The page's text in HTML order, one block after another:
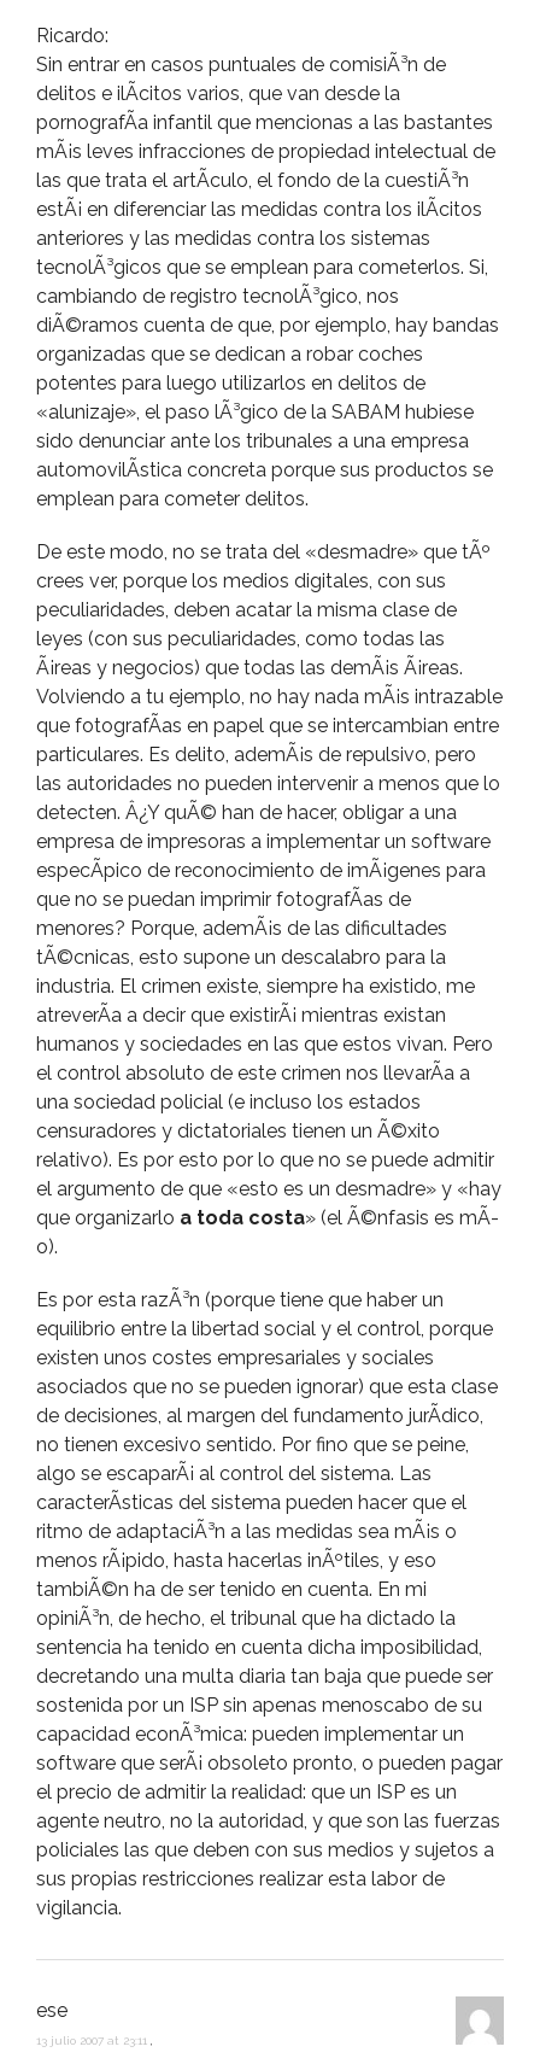
Ricardo:
Sin entrar en casos puntuales de comisiÃ³n de
delitos e ilÃ­citos varios, que van desde la
pornografÃ­a infantil que mencionas a las bastantes
mÃ¡s leves infracciones de propiedad intelectual de
las que trata el artÃ­culo, el fondo de la cuestiÃ³n
estÃ¡ en diferenciar las medidas contra los ilÃ­citos
anteriores y las medidas contra los sistemas
tecnolÃ³gicos que se emplean para cometerlos. Si,
cambiando de registro tecnolÃ³gico, nos
diÃ©ramos cuenta de que, por ejemplo, hay bandas
organizadas que se dedican a robar coches
potentes para luego utilizarlos en delitos de
«alunizaje», el paso lÃ³gico de la SABAM hubiese
sido denunciar ante los tribunales a una empresa
automovilÃ­stica concreta porque sus productos se
emplean para cometer delitos.
De este modo, no se trata del «desmadre» que tÃº
crees ver, porque los medios digitales, con sus
peculiaridades, deben acatar la misma clase de
leyes (con sus peculiaridades, como todas las
Ã¡reas y negocios) que todas las demÃ¡s Ã¡reas.
Volviendo a tu ejemplo, no hay nada mÃ¡s intrazable
que fotografÃ­as en papel que se intercambian entre
particulares. Es delito, ademÃ¡s de repulsivo, pero
las autoridades no pueden intervenir a menos que lo
detecten. Â¿Y quÃ© han de hacer, obligar a una
empresa de impresoras a implementar un software
especÃ­pico de reconocimiento de imÃ¡genes para
que no se puedan imprimir fotografÃ­as de
menores? Porque, ademÃ¡s de las dificultades
tÃ©cnicas, esto supone un descalabro para la
industria. El crimen existe, siempre ha existido, me
atreverÃ­a a decir que existirÃ¡ mientras existan
humanos y sociedades en las que estos vivan. Pero
el control absoluto de este crimen nos llevarÃ­a a
una sociedad policial (e incluso los estados
censuradores y dictatoriales tienen un Ã©xito
relativo). Es por esto por lo que no se puede admitir
el argumento de que «esto es un desmadre» y «hay
que organizarlo a toda costa» (el Ã©nfasis es mÃ­
o).
Es por esta razÃ³n (porque tiene que haber un
equilibrio entre la libertad social y el control, porque
existen unos costes empresariales y sociales
asociados que no se pueden ignorar) que esta clase
de decisiones, al margen del fundamento jurÃ­dico,
no tienen excesivo sentido. Por fino que se peine,
algo se escaparÃ¡ al control del sistema. Las
caracterÃ­sticas del sistema pueden hacer que el
ritmo de adaptaciÃ³n a las medidas sea mÃ¡s o
menos rÃ¡pido, hasta hacerlas inÃºtiles, y eso
tambiÃ©n ha de ser tenido en cuenta. En mi
opiniÃ³n, de hecho, el tribunal que ha dictado la
sentencia ha tenido en cuenta dicha imposibilidad,
decretando una multa diaria tan baja que puede ser
sostenida por un ISP sin apenas menoscabo de su
capacidad econÃ³mica: pueden implementar un
software que serÃ¡ obsoleto pronto, o pueden pagar
el precio de admitir la realidad: que un ISP es un
agente neutro, no la autoridad, y que son las fuerzas
policiales las que deben con sus medios y sujetos a
sus propias restricciones realizar esta labor de
vigilancia.
ese
13 julio 2007 at 23:11